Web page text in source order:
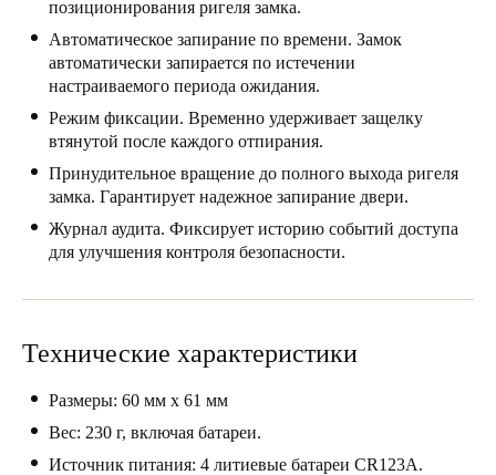
Português
Italy
Italiano
Russia
Russian
Poland
Čeština
English
позиционирования ригеля замка.
Автоматическое запирание по времени. Замок
автоматически запирается по истечении
настраиваемого периода ожидания.
Режим фиксации. Временно удерживает защелку
втянутой после каждого отпирания.
Принудительное вращение до полного выхода ригеля
замка. Гарантирует надежное запирание двери.
Журнал аудита. Фиксирует историю событий доступа
для улучшения контроля безопасности.
Технические характеристики
Размеры: 60 мм x 61 мм
Вес: 230 г, включая батареи.
Источник питания: 4 литиевые батареи CR123A.